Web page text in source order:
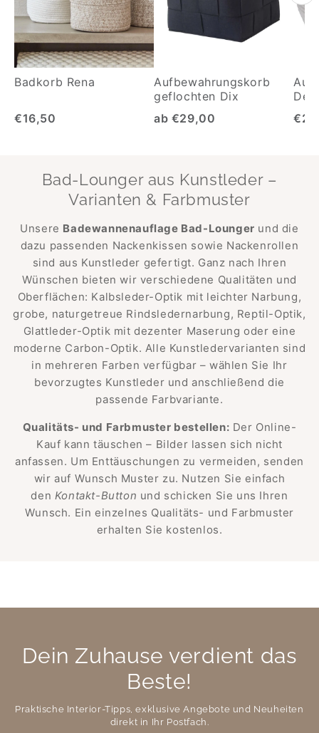
Badkorb Rena
€16,50
Aufbewahrungskorb
geflochten Dix
ab €29,00
Bad-Lounger aus Kunstleder –
Varianten & Farbmuster
Unsere Badewannenauflage Bad-Lounger und die
dazu passenden Nackenkissen sowie Nackenrollen
sind aus Kunstleder gefertigt. Ganz nach Ihren
Wünschen bieten wir verschiedene Qualitäten und
Oberflächen: Kalbsleder-Optik mit leichter Narbung,
grobe, naturgetreue Rindsledernarbung, Reptil-Optik,
Glattleder-Optik mit dezenter Maserung oder eine
moderne Carbon-Optik. Alle Kunstledervarianten sind
in mehreren Farben verfügbar – wählen Sie Ihr
bevorzugtes Kunstleder und anschließend die
passende Farbvariante.
Qualitäts- und Farbmuster bestellen: Der Online-
Kauf kann täuschen – Bilder lassen sich nicht
anfassen. Um Enttäuschungen zu vermeiden, senden
wir auf Wunsch Muster zu. Nutzen Sie einfach
den Kontakt-Button und schicken Sie uns Ihren
Wunsch. Ein einzelnes Qualitäts- und Farbmuster
erhalten Sie kostenlos.
Dein Zuhause verdient das
Beste!
Praktische Interior-Tipps, exklusive Angebote und Neuheiten
direkt in Ihr Postfach.